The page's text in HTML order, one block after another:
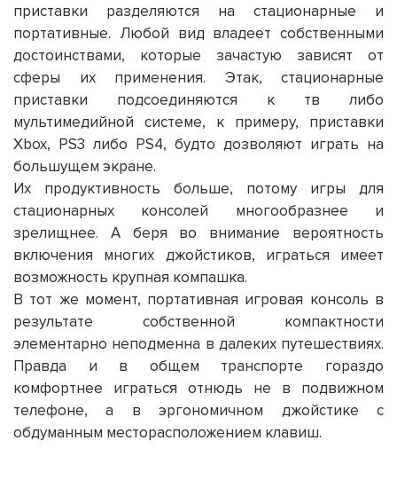
приставки разделяются на стационарные и
портативные. Любой вид владеет собственными
достоинствами, которые зачастую зависят от
сферы их применения. Этак, стационарные
приставки подсоединяются к тв либо
мультимедийной системе, к примеру, приставки
Xbox, PS3 либо PS4, будто дозволяют играть на
большущем экране.
Их продуктивность больше, потому игры для
стационарных консолей многообразнее и
зрелищнее. А беря во внимание вероятность
включения многих джойстиков, играться имеет
возможность крупная компашка.
В тот же момент, портативная игровая консоль в
результате собственной компактности
элементарно неподменна в далеких путешествиях.
Правда и в общем транспорте гораздо
комфортнее играться отнюдь не в подвижном
телефоне, а в эргономичном джойстике с
обдуманным месторасположением клавиш.